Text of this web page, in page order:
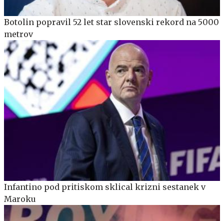
Botolin popravil 52 let star slovenski rekord na 5000
metrov
Infantino pod pritiskom sklical krizni sestanek v
Maroku